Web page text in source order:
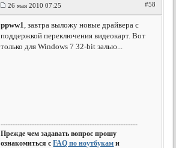
26 мая 2010 07:25 #58
ppww1, завтра выложу новые драйвера с
поддержкой переключения видеокарт. Вот
только для Windows 7 32-bit залью...
---------------------------------------------------------
Прежде чем задавать вопрос прошу
ознакомиться сFAQ по ноутбукам и